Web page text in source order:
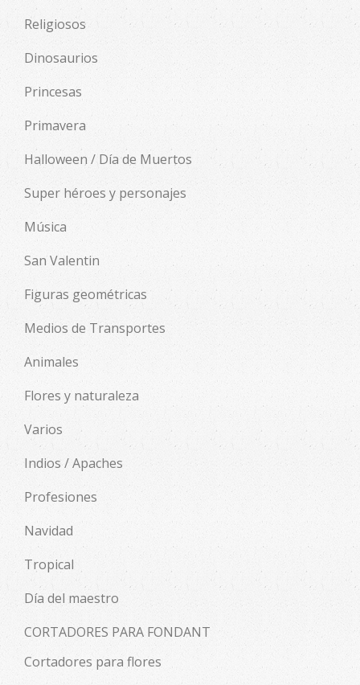
Religiosos
Dinosaurios
Princesas
Primavera
Halloween / Día de Muertos
Super héroes y personajes
Música
San Valentin
Figuras geométricas
Medios de Transportes
Animales
Flores y naturaleza
Varios
Indios / Apaches
Profesiones
Navidad
Tropical
Día del maestro
CORTADORES PARA FONDANT
Cortadores para flores